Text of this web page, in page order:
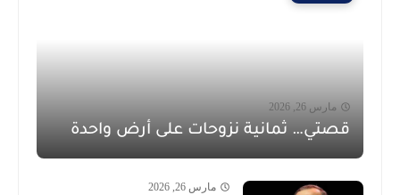
مارس 26, 2026
قصتي… ثمانية نزوحات على أرض واحدة
مارس 26, 2026